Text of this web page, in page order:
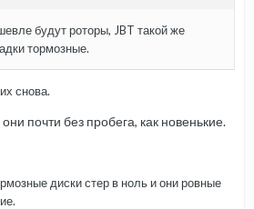
будут роторы, JBT такой же
тормозные.
снова.
почти без пробега, как новенькие.
диски стер в ноль и они ровные